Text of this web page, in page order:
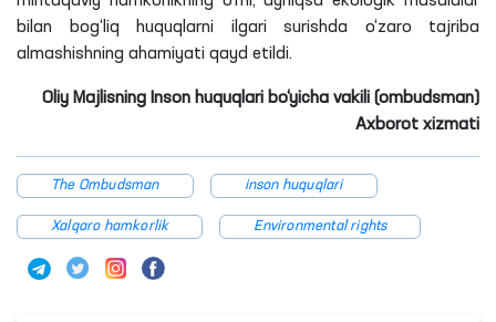
bilan bog‘liq huquqlarni ilgari surishda o‘zaro tajriba
almashishning ahamiyati qayd etildi.
Oliy Majlisning Inson huquqlari bo‘yicha vakili (ombudsman)
Axborot xizmati
The Ombudsman inson huquqlari
Xalqaro hamkorlik Environmental rights